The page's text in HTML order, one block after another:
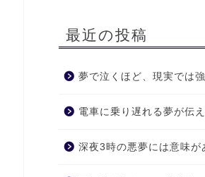
最近の投稿
夢で泣くほど、現実では
電車に乗り遅れる夢が伝
深夜3時の悪夢には意味が